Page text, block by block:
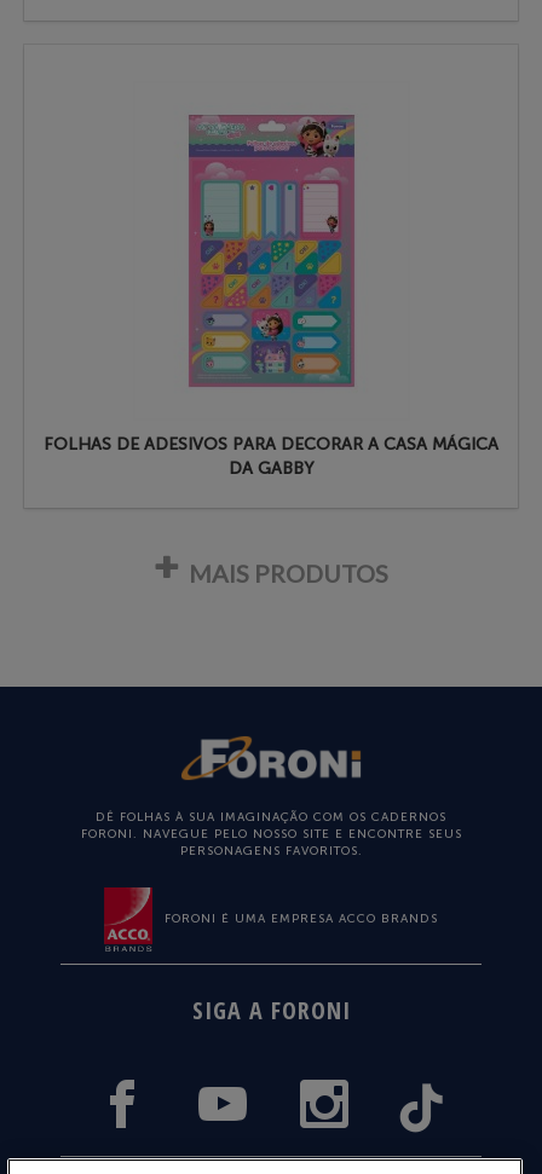
FOLHAS DE ADESIVOS PARA DECORAR A CASA MÁGICA
DA GABBY
MAIS PRODUTOS
DÊ FOLHAS À SUA IMAGINAÇÃO COM OS CADERNOS
FORONI. NAVEGUE PELO NOSSO SITE E ENCONTRE SEUS
PERSONAGENS FAVORITOS.
FORONI É UMA EMPRESA ACCO BRANDS
SIGA A FORONI